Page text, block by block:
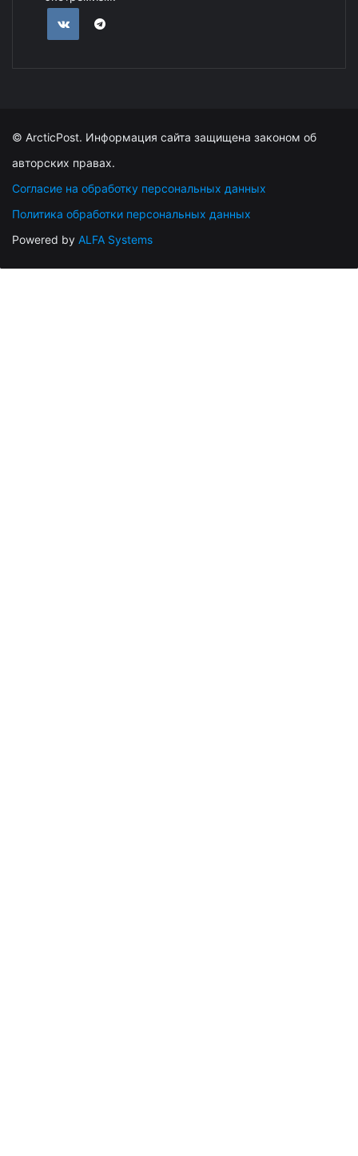
© ArcticPost. Информация сайта защищена законом об
авторских правах.
Согласие на обработку персональных данных
Политика обработки персональных данных
Powered by ALFA Systems